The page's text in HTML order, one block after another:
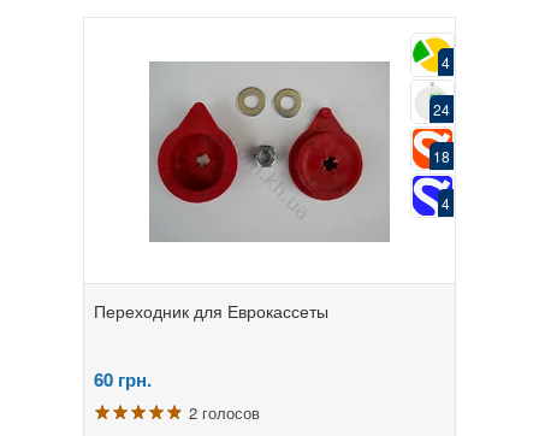
4
24
18
4
Переходник для Еврокассеты
60 грн.
2 голосов